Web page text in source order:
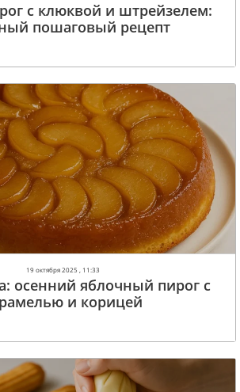
с клюквой и штрейзелем:
пошаговый рецепт
19 октября 2025 , 11:33
осенний яблочный пирог с
и корицей